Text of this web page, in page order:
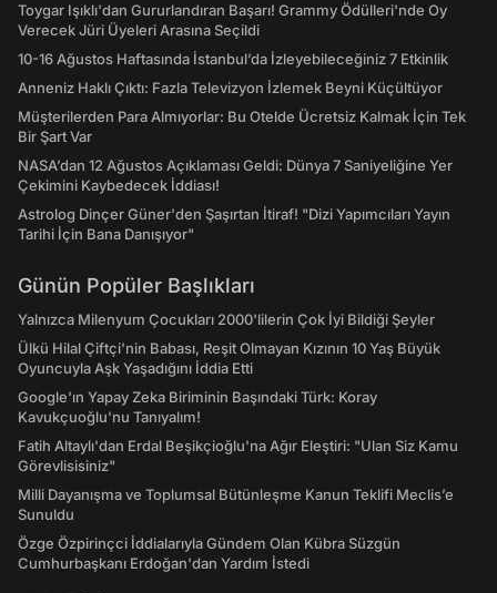
Toygar Işıklı'dan Gururlandıran Başarı! Grammy Ödülleri'nde Oy
Verecek Jüri Üyeleri Arasına Seçildi
10-16 Ağustos Haftasında İstanbul’da İzleyebileceğiniz 7 Etkinlik
Anneniz Haklı Çıktı: Fazla Televizyon İzlemek Beyni Küçültüyor
Müşterilerden Para Almıyorlar: Bu Otelde Ücretsiz Kalmak İçin Tek
Bir Şart Var
NASA’dan 12 Ağustos Açıklaması Geldi: Dünya 7 Saniyeliğine Yer
Çekimini Kaybedecek İddiası!
Astrolog Dinçer Güner'den Şaşırtan İtiraf! "Dizi Yapımcıları Yayın
Tarihi İçin Bana Danışıyor"
Günün Popüler Başlıkları
Yalnızca Milenyum Çocukları 2000'lilerin Çok İyi Bildiği Şeyler
Ülkü Hilal Çiftçi'nin Babası, Reşit Olmayan Kızının 10 Yaş Büyük
Oyuncuyla Aşk Yaşadığını İddia Etti
Google'ın Yapay Zeka Biriminin Başındaki Türk: Koray
Kavukçuoğlu'nu Tanıyalım!
Fatih Altaylı'dan Erdal Beşikçioğlu'na Ağır Eleştiri: "Ulan Siz Kamu
Görevlisisiniz"
Milli Dayanışma ve Toplumsal Bütünleşme Kanun Teklifi Meclis’e
Sunuldu
Özge Özpirinçci İddialarıyla Gündem Olan Kübra Süzgün
Cumhurbaşkanı Erdoğan'dan Yardım İstedi